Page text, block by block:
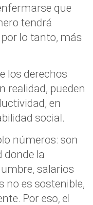
que
tendrá
lo tanto, más
los derechos
realidad, pueden
en
social.
números: son
donde la
salarios
no es sostenible,
Por eso, el